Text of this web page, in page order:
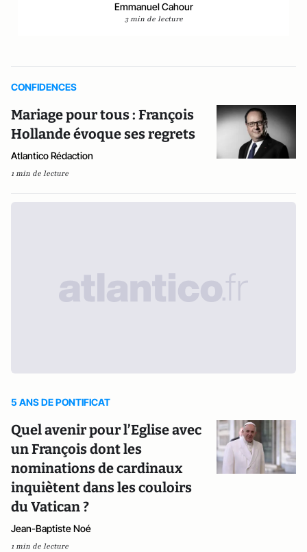
Emmanuel Cahour
3 min de lecture
CONFIDENCES
Mariage pour tous : François
Hollande évoque ses regrets
Atlantico Rédaction
1 min de lecture
5 ANS DE PONTIFICAT
Quel avenir pour l’Eglise avec
un François dont les
nominations de cardinaux
inquiètent dans les couloirs
du Vatican ?
Jean-Baptiste Noé
1 min de lecture